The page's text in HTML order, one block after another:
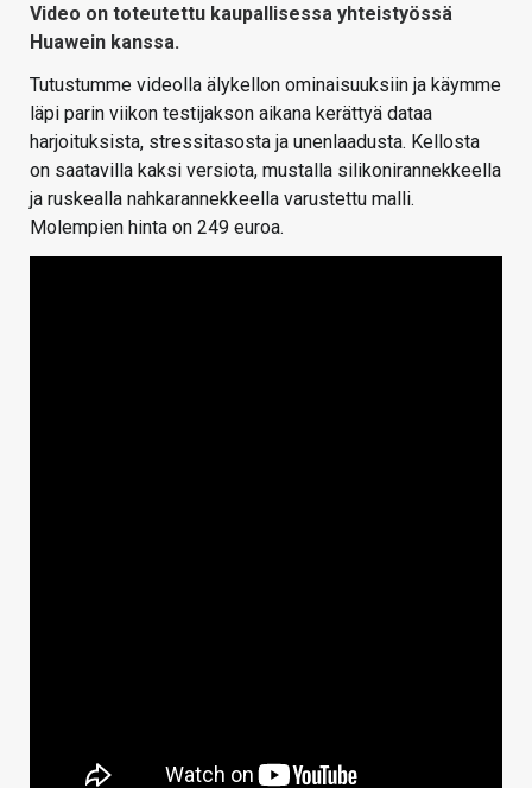
Video on toteutettu kaupallisessa yhteistyössä
Huawein kanssa.
Tutustumme videolla älykellon ominaisuuksiin ja käymme
läpi parin viikon testijakson aikana kerättyä dataa
harjoituksista, stressitasosta ja unenlaadusta. Kellosta
on saatavilla kaksi versiota, mustalla silikonirannekkeella
ja ruskealla nahkarannekkeella varustettu malli.
Molempien hinta on 249 euroa.